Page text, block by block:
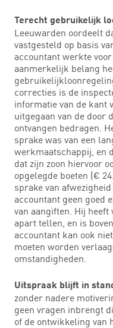
Terecht gebruikelijk
Leeuwarden oordeelt
vastgesteld op basis
accountant werkte
aanmerkelijk belang
correcties is de
informatie van de kant
uitgegaan van de door
ontvangen bedragen.
sprake was van een
werkmaatschappij, en
dat zijn zoon hiervoor
opgelegde boeten (€
sprake van
accountant geen goed
van aangiften. Hij
apart tellen, en is
accountant kan ook
moeten worden
omstandigheden.
Uitspraak blijft in
zonder nadere
geen vragen inbrengt
of de ontwikkeling van